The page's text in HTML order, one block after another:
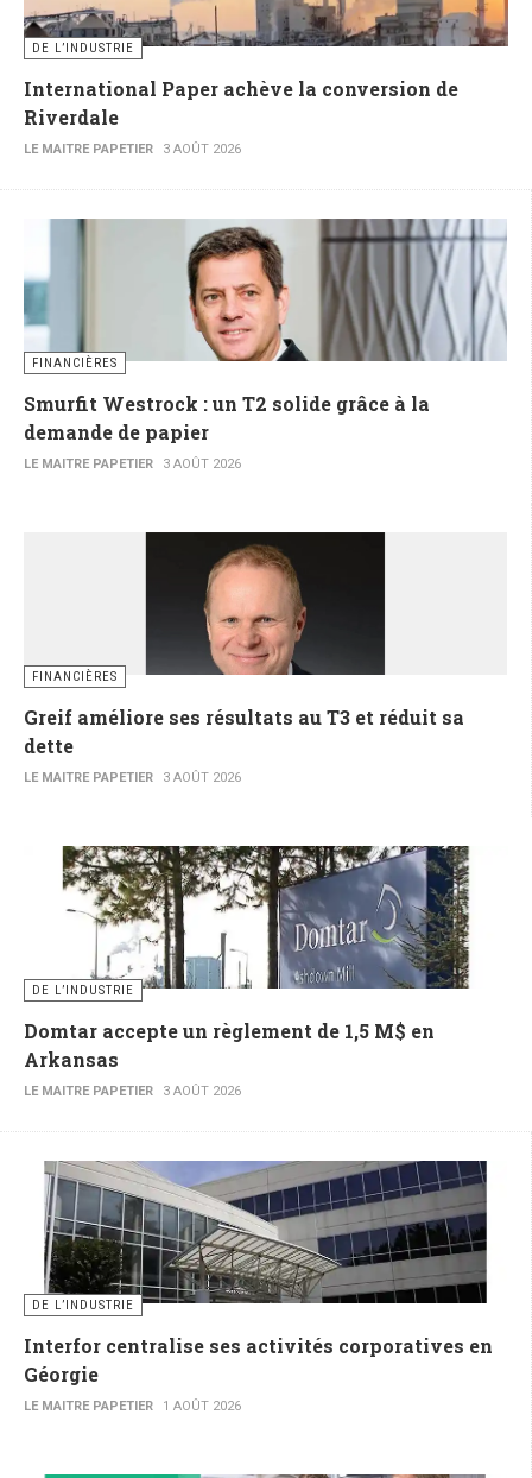
DE L’INDUSTRIE
International Paper achève la conversion de
Riverdale
LE MAITRE PAPETIER 3 AOÛT 2026
FINANCIÈRES
Smurfit Westrock : un T2 solide grâce à la
demande de papier
LE MAITRE PAPETIER 3 AOÛT 2026
FINANCIÈRES
Greif améliore ses résultats au T3 et réduit sa
dette
LE MAITRE PAPETIER 3 AOÛT 2026
DE L’INDUSTRIE
Domtar accepte un règlement de 1,5 M$ en
Arkansas
LE MAITRE PAPETIER 3 AOÛT 2026
DE L’INDUSTRIE
Interfor centralise ses activités corporatives en
Géorgie
LE MAITRE PAPETIER 1 AOÛT 2026